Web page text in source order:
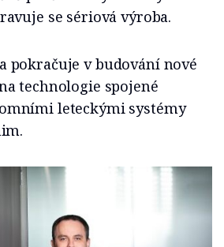
se sériová výroba.
pokračuje v budování nové
technologie spojené
leteckými systémy